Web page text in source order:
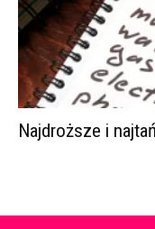
Najdroższe i